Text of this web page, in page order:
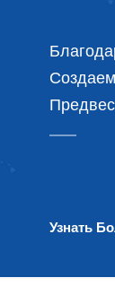
Узнать